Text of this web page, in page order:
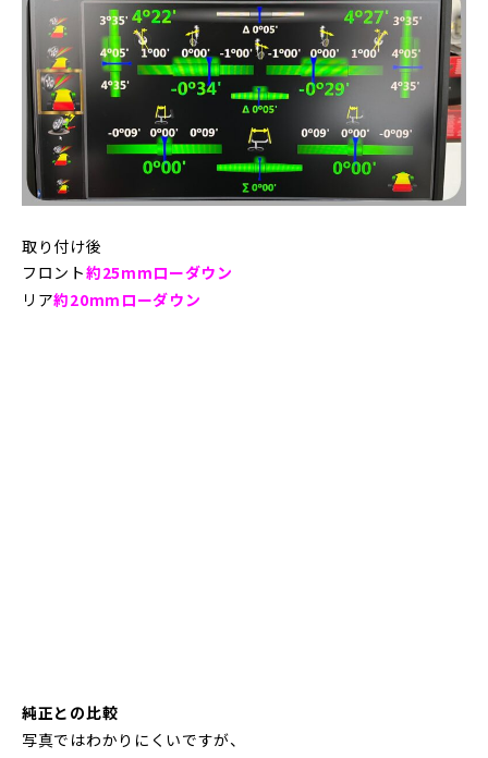
取り付け後
フロント約25mmローダウン
リア約20mmローダウン
純正との比較
写真ではわかりにくいですが、